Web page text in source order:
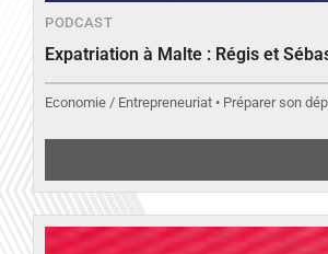
PODCAST
Expatriation à Malte : Régis et
Economie / Entrepreneuriat • Préparer son